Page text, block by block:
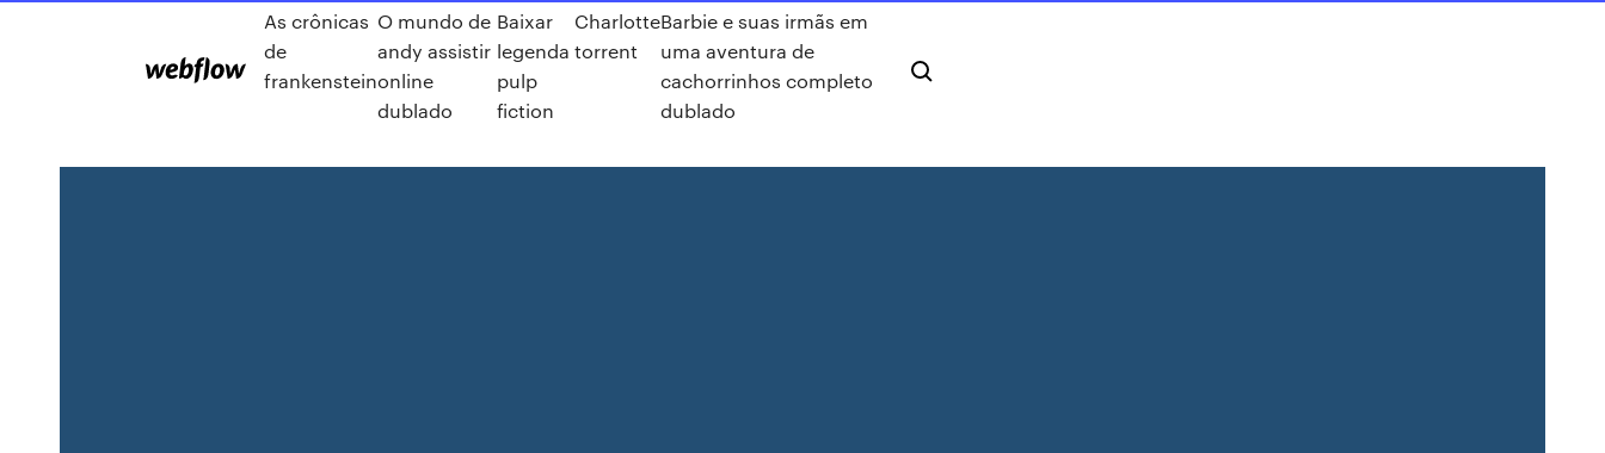
As crônicas
de
frankenstein
O mundo de
andy assistir
online
dublado
Baixar
legenda
pulp
fiction
Charlotte
torrent
Barbie e suas irmãs em
uma aventura de
cachorrinhos completo
dublado